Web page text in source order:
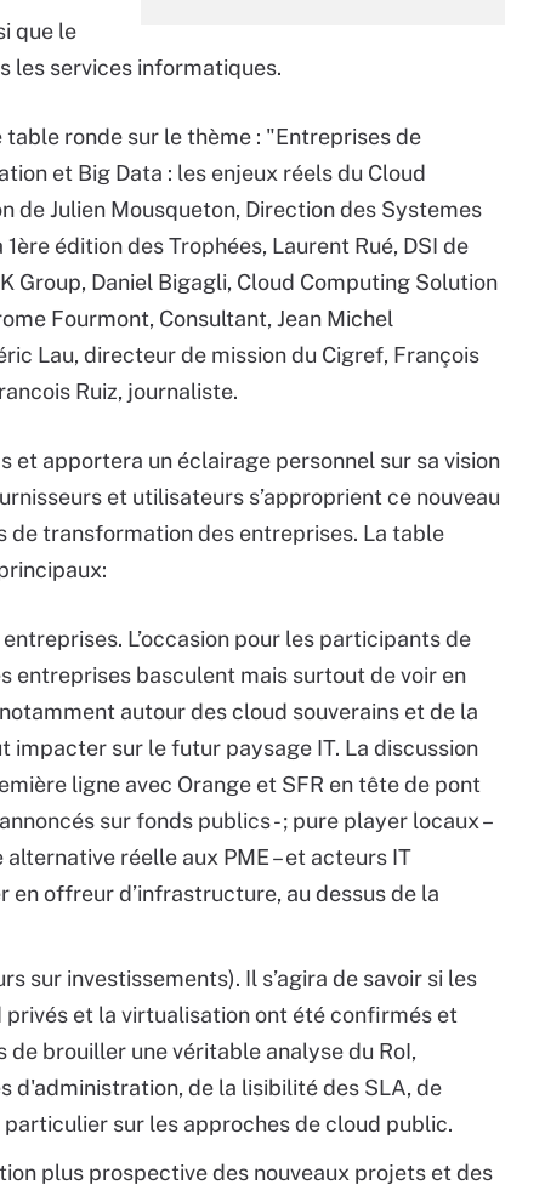
que le
les services informatiques.
ronde sur le thème : "Entreprises de
et Big Data : les enjeux réels du Cloud
Julien Mousqueton, Direction des Systemes
édition des Trophées, Laurent Rué, DSI de
Group, Daniel Bigagli, Cloud Computing Solution
Fourmont, Consultant, Jean Michel
Lau, directeur de mission du Cigref, François
Ruiz, journaliste.
et apportera un éclairage personnel sur sa vision
et utilisateurs s’approprient ce nouveau
transformation des entreprises. La table
L’occasion pour les participants de
entreprises basculent mais surtout de voir en
autour des cloud souverains et de la
sur le futur paysage IT. La discussion
ligne avec Orange et SFR en tête de pont
sur fonds publics - ; pure player locaux –
réelle aux PME – et acteurs IT
offreur d’infrastructure, au dessus de la
sur investissements). Il s’agira de savoir si les
et la virtualisation ont été confirmés et
brouiller une véritable analyse du RoI,
d'administration, de la lisibilité des SLA, de
sur les approches de cloud public.
plus prospective des nouveaux projets et des